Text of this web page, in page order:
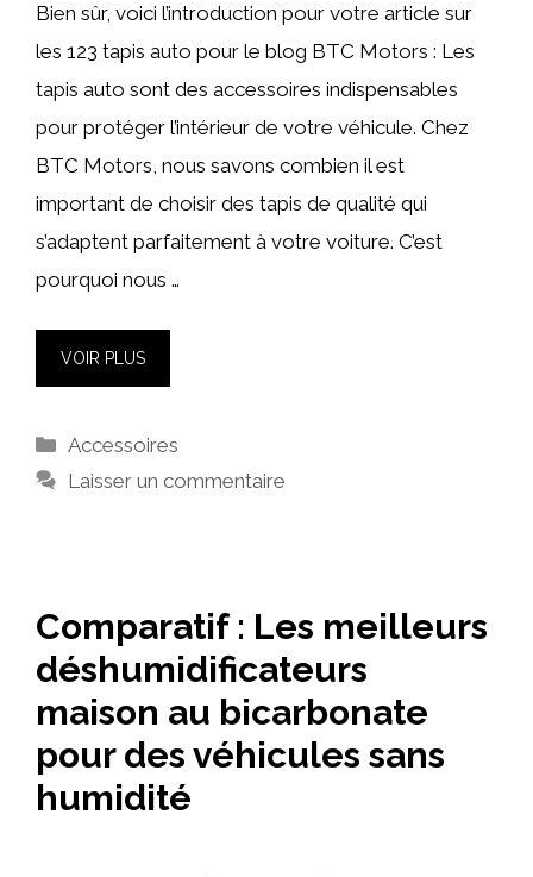
Bien sûr, voici l’introduction pour votre article sur
les 123 tapis auto pour le blog BTC Motors : Les
tapis auto sont des accessoires indispensables
pour protéger l’intérieur de votre véhicule. Chez
BTC Motors, nous savons combien il est
important de choisir des tapis de qualité qui
s’adaptent parfaitement à votre voiture. C’est
pourquoi nous …
VOIR PLUS
Catégories
Accessoires
Laisser un commentaire
Comparatif : Les meilleurs
déshumidificateurs
maison au bicarbonate
pour des véhicules sans
humidité